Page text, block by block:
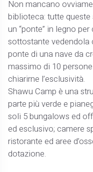
Non mancano
biblioteca: tutte
un “ponte” in legno
sottostante vedendola
ponte di una nave da
massimo di 10
chiarirne l’esclusività.
Shawu Camp è una
parte più verde e
soli 5 bungalows ed
ed esclusivo; camere
ristorante ed aree
dotazione.